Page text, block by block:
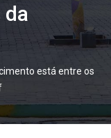
da
está entre os